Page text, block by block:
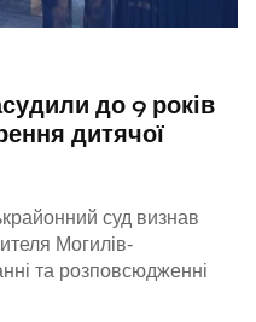
до 9 років
дитячої
суд визнав
Могилів-
та розповсюдженні